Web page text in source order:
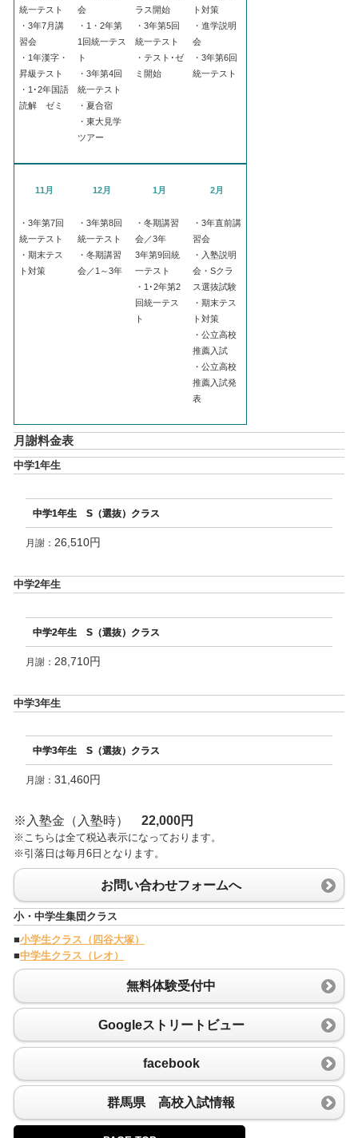
統一テスト
・3年7月講
習会
・1年漢字・
昇級テスト
・1･2年国語
読解 ゼミ
会
・1・2年第
1回統一テス
ト
・3年第4回
統一テスト
・夏合宿
・東大見学
ツアー
ラス開始
・3年第5回
統一テスト
・テスト･ゼ
ミ開始
ト対策
・進学説明
会
・3年第6回
統一テスト
11月 12月 1月 2月
・3年第7回
統一テスト
・期末テス
ト対策
・3年第8回
統一テスト
・冬期講習
会／1～3年
・冬期講習
会／3年
3年第9回統
一テスト
・1･2年第2
回統一テス
ト
・3年直前講
習会
・入塾説明
会・Sクラ
ス選抜試験
・期末テス
ト対策
・公立高校
推薦入試
・公立高校
推薦入試発
表
月謝料金表
中学1年生
中学1年生 S（選抜）クラス
月謝： 26,510円
中学2年生
中学2年生 S（選抜）クラス
月謝： 28,710円
中学3年生
中学3年生 S（選抜）クラス
月謝： 31,460円
※入塾金（入塾時） 22,000円
※こちらは全て税込表示になっております。
※引落日は毎月6日となります。
お問い合わせフォームへ
小・中学生集団クラス
■小学生クラス（四谷大塚）
■中学生クラス（レオ）
無料体験受付中
Googleストリートビュー
facebook
群馬県 高校入試情報